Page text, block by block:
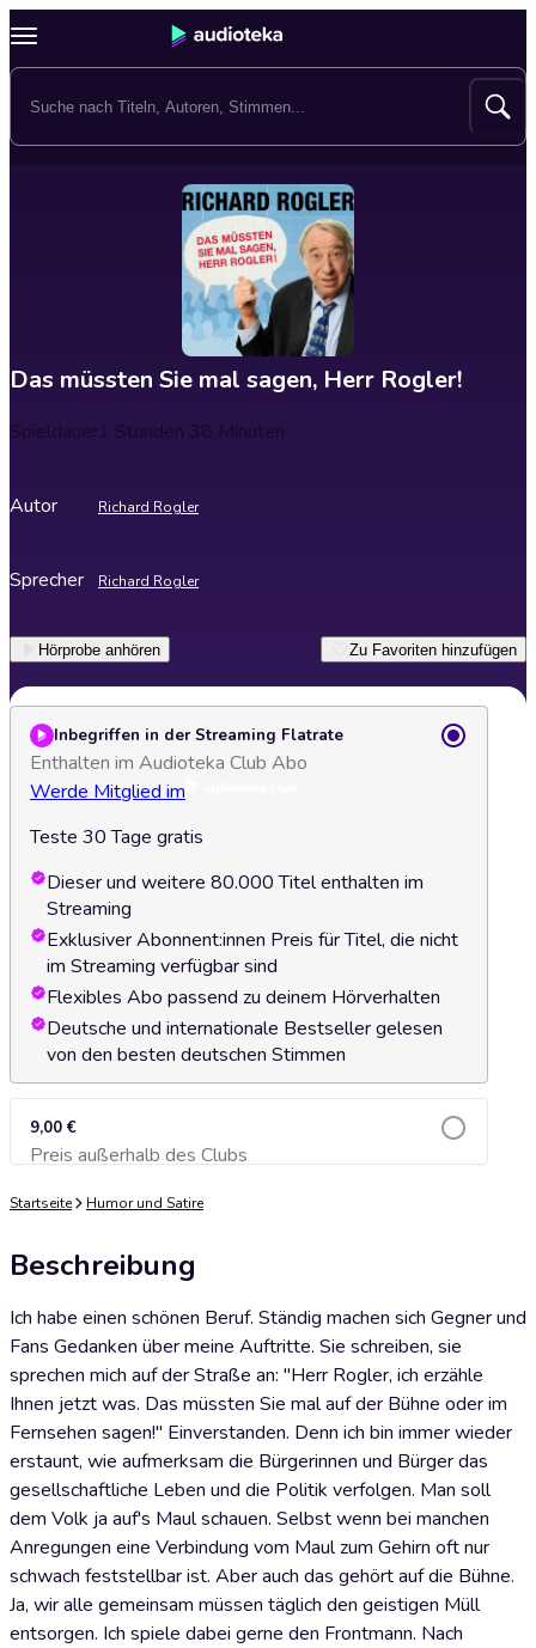
Das müssten Sie mal sagen, Herr Rogler!
Spieldauer1 Stunden 38 Minuten
Autor Richard Rogler
Sprecher Richard Rogler
Hörprobe anhören Zu Favoriten hinzufügen
Inbegriffen in der Streaming Flatrate
Enthalten im Audioteka Club Abo
Werde Mitglied im
Teste 30 Tage gratis
Dieser und weitere 80.000 Titel enthalten im
Streaming
Exklusiver Abonnent:innen Preis für Titel, die nicht
im Streaming verfügbar sind
Flexibles Abo passend zu deinem Hörverhalten
Deutsche und internationale Bestseller gelesen
von den besten deutschen Stimmen
9,00 €
Preis außerhalb des ClubsZum Warenkorb hinzufügen
Startseite Humor und Satire
Beschreibung
Ich habe einen schönen Beruf. Ständig machen sich Gegner und
Fans Gedanken über meine Auftritte. Sie schreiben, sie
sprechen mich auf der Straße an: "Herr Rogler, ich erzähle
Ihnen jetzt was. Das müssten Sie mal auf der Bühne oder im
Fernsehen sagen!" Einverstanden. Denn ich bin immer wieder
erstaunt, wie aufmerksam die Bürgerinnen und Bürger das
gesellschaftliche Leben und die Politik verfolgen. Man soll
dem Volk ja auf's Maul schauen. Selbst wenn bei manchen
Anregungen eine Verbindung vom Maul zum Gehirn oft nur
schwach feststellbar ist. Aber auch das gehört auf die Bühne.
Ja, wir alle gemeinsam müssen täglich den geistigen Müll
entsorgen. Ich spiele dabei gerne den Frontmann. Nach